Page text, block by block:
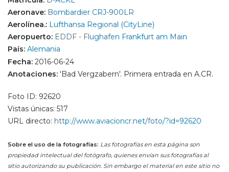
Aeronave: Bombardier CRJ-900LR
Aerolínea.: Lufthansa Regional (CityLine)
Aeropuerto: EDDF - Flughafen Frankfurt am Main
País: Alemania
Fecha: 2016-06-24
Anotaciones: 'Bad Vergzabern'. Primera entrada en A.CR.
Foto ID: 92620
Vistas únicas: 517
URL directo: http://www.aviacioncr.net/foto/?id=92620
Sobre el uso de la fotografías: Las fotografías en esta página son
propiedad intelectual del fotógrafo, quienes envían sus fotografías al
sitio autorizando su publicación. Sin embargo el material en este sitio no